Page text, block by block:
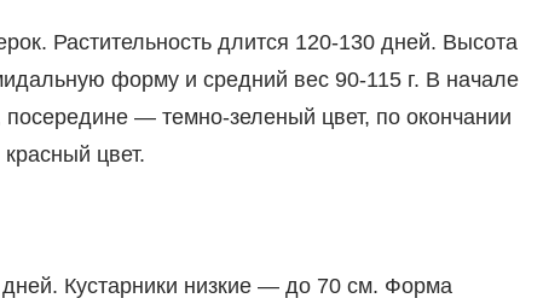
Растительность длится 120-130 дней. Высота
форму и средний вес 90-115 г. В начале
— темно-зеленый цвет, по окончании
цвет.
Кустарники низкие — до 70 см. Форма